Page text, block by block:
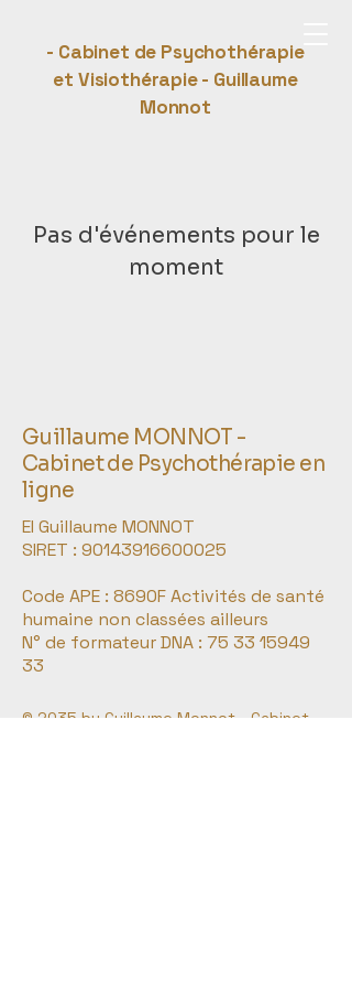
- Cabinet de Psychothérapie
et Visiothérapie - Guillaume
Monnot
Pas d'événements pour le
moment
Guillaume MONNOT -
Cabinet de Psychothérapie en
ligne
EI Guillaume MONNOT
SIRET : 90143916600025
Code APE : 8690F Activités de santé
humaine non classées ailleurs
N° de formateur DNA : 75 33 15949
33
© 2035 by Guillaume Monnot - Cabinet